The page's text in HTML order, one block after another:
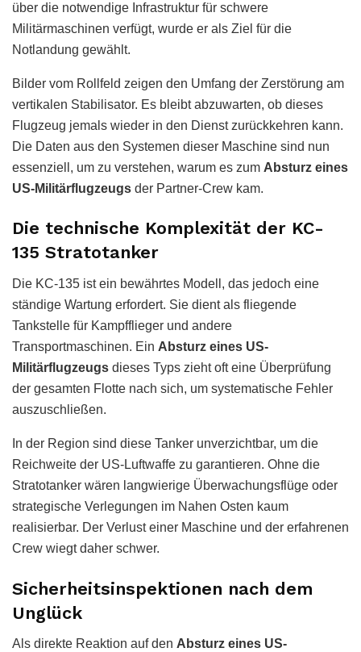
über die notwendige Infrastruktur für schwere
Militärmaschinen verfügt, wurde er als Ziel für die
Notlandung gewählt.
Bilder vom Rollfeld zeigen den Umfang der Zerstörung am
vertikalen Stabilisator. Es bleibt abzuwarten, ob dieses
Flugzeug jemals wieder in den Dienst zurückkehren kann.
Die Daten aus den Systemen dieser Maschine sind nun
essenziell, um zu verstehen, warum es zum Absturz eines
US-Militärflugzeugs der Partner-Crew kam.
Die technische Komplexität der KC-
135 Stratotanker
Die KC-135 ist ein bewährtes Modell, das jedoch eine
ständige Wartung erfordert. Sie dient als fliegende
Tankstelle für Kampfflieger und andere
Transportmaschinen. Ein Absturz eines US-
Militärflugzeugs dieses Typs zieht oft eine Überprüfung
der gesamten Flotte nach sich, um systematische Fehler
auszuschließen.
In der Region sind diese Tanker unverzichtbar, um die
Reichweite der US-Luftwaffe zu garantieren. Ohne die
Stratotanker wären langwierige Überwachungsflüge oder
strategische Verlegungen im Nahen Osten kaum
realisierbar. Der Verlust einer Maschine und der erfahrenen
Crew wiegt daher schwer.
Sicherheitsinspektionen nach dem
Unglück
Als direkte Reaktion auf den Absturz eines US-